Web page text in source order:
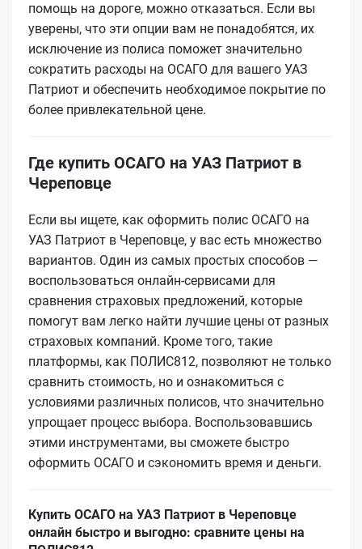
помощь на дороге, можно отказаться. Если вы
уверены, что эти опции вам не понадобятся, их
исключение из полиса поможет значительно
сократить расходы на ОСАГО для вашего УАЗ
Патриот и обеспечить необходимое покрытие по
более привлекательной цене.
Где купить ОСАГО на УАЗ Патриот в
Череповце
Если вы ищете, как оформить полис ОСАГО на
УАЗ Патриот в Череповце, у вас есть множество
вариантов. Один из самых простых способов —
воспользоваться онлайн-сервисами для
сравнения страховых предложений, которые
помогут вам легко найти лучшие цены от разных
страховых компаний. Кроме того, такие
платформы, как ПОЛИС812, позволяют не только
сравнить стоимость, но и ознакомиться с
условиями различных полисов, что значительно
упрощает процесс выбора. Воспользовавшись
этими инструментами, вы сможете быстро
оформить ОСАГО и сэкономить время и деньги.
Купить ОСАГО на УАЗ Патриот в Череповце
онлайн быстро и выгодно: сравните цены на